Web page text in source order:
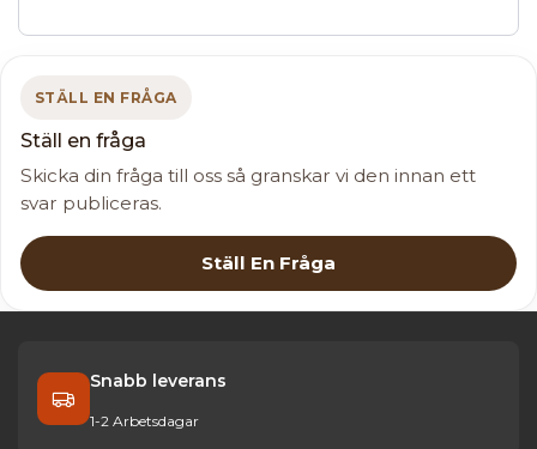
STÄLL EN FRÅGA
Ställ en fråga
Skicka din fråga till oss så granskar vi den innan ett
svar publiceras.
Ställ En Fråga
Snabb leverans
1-2 Arbetsdagar